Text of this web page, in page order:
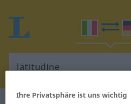
Ihre Privatsphäre ist uns wichtig